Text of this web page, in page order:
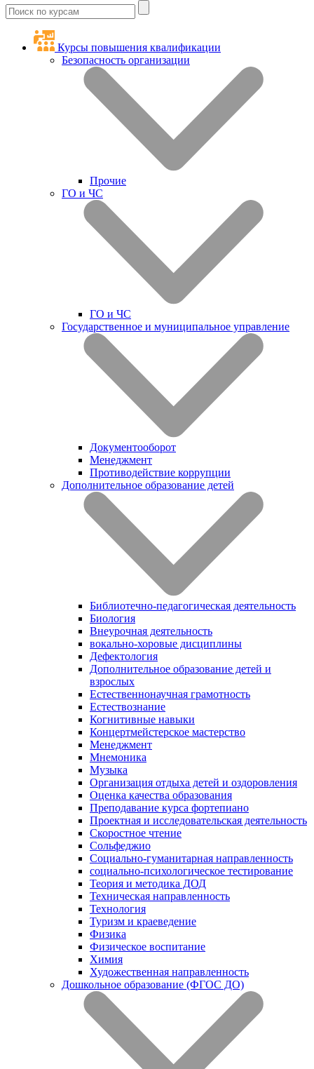
Курсы повышения квалификации
Безопасность организации
Прочие
ГО и ЧС
ГО и ЧС
Государственное и муниципальное управление
Документооборот
Менеджмент
Противодействие коррупции
Дополнительное образование детей
Библиотечно-педагогическая деятельность
Биология
Внеурочная деятельность
вокально-хоровые дисциплины
Дефектология
Дополнительное образование детей и
взрослых
Естественнонаучная грамотность
Естествознание
Когнитивные навыки
Концертмейстерское мастерство
Менеджмент
Мнемоника
Музыка
Организация отдыха детей и оздоровления
Оценка качества образования
Преподавание курса фортепиано
Проектная и исследовательская деятельность
Скоростное чтение
Сольфеджио
Социально-гуманитарная направленность
социально-психологическое тестирование
Теория и методика ДОД
Техническая направленность
Технология
Туризм и краеведение
Физика
Физическое воспитание
Химия
Художественная направленность
Дошкольное образование (ФГОС ДО)